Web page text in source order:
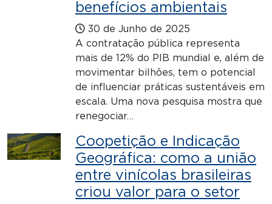
benefícios ambientais
30 de Junho de 2025
A contratação pública representa
mais de 12% do PIB mundial e, além de
movimentar bilhões, tem o potencial
de influenciar práticas sustentáveis em
escala. Uma nova pesquisa mostra que
renegociar…
Coopetição e Indicação
Geográfica: como a união
entre vinícolas brasileiras
criou valor para o setor